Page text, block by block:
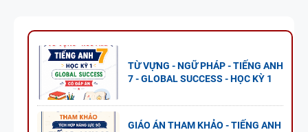
TỪ VỰNG - NGỮ PHÁP - TIẾNG ANH
7 - GLOBAL SUCCESS - HỌC KỲ 1
GIÁO ÁN THAM KHẢO - TIẾNG ANH